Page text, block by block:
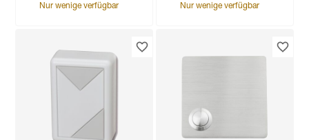
Nur wenige verfügbar Nur wenige verfügbar